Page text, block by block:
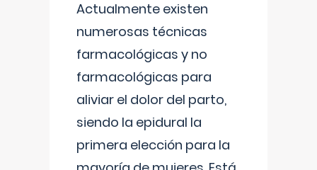
Actualmente existen
numerosas técnicas
farmacológicas y no
farmacológicas para
aliviar el dolor del parto,
siendo la epidural la
primera elección para la